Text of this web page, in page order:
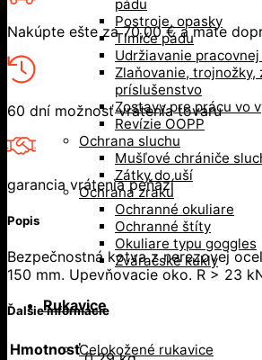
pádu
Postroje, opasky
Tlmiče pádu
Udržiavanie
Zlaňovanie, trojnožky,
príslušenstvo
Zostavy pre prácu vo
Revízie OOPP
Ochrana sluchu
Mušľové chrániče
Zátky do uší
Ochrana zraku
Ochranné okuliare
Ochranné štíty
Okuliare typu goggles
Zváračské kukly
Rukavice
Celokožené rukavice
Nakúpte ešte za70,00€a máte
60 dní možnosť vrátenia tovaru
garancia vrátenia peňazí
Popis
Bezpečnostná kotva z nerezovej
150 mm. Upevňovacie oko. R > 23
Ďalšie informácie
Hmotnosť